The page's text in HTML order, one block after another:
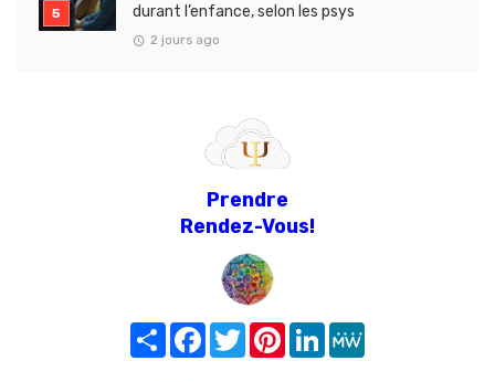
durant l’enfance, selon les psys
2 jours ago
Prendre
Rendez-Vous!
Share FacebookTwitterPinterest
LinkedIn